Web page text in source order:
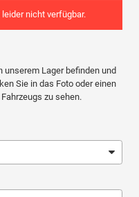
nicht verfügbar.
unserem Lager befinden und
Sie in das Foto oder einen
zu sehen.